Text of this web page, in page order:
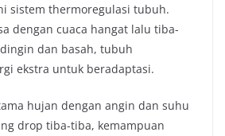
sistem thermoregulasi tubuh.
dengan cuaca hangat lalu tiba-
dan basah, tubuh
ekstra untuk beradaptasi.
hujan dengan angin dan suhu
drop tiba-tiba, kemampuan